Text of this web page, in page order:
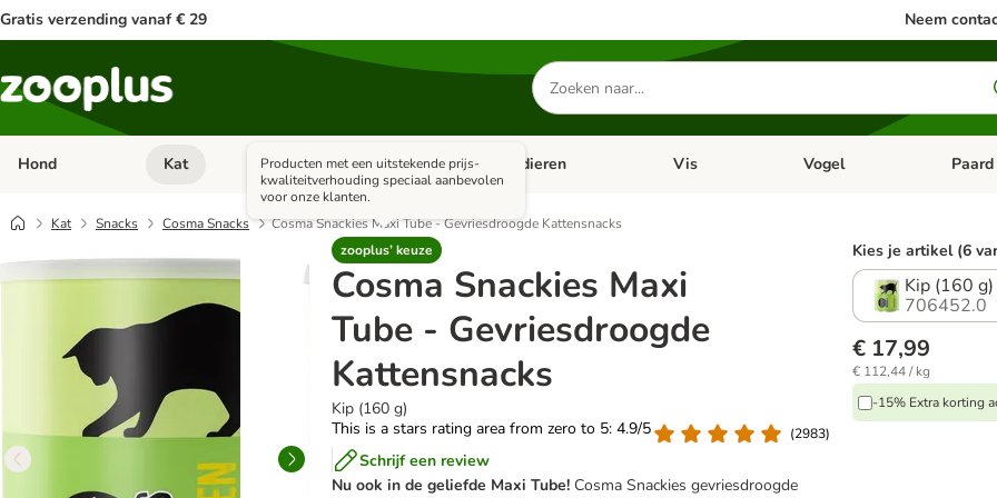
Gratis verzending vanaf € 29 Neem
Zoeken
naar
producten
Hond Open categorie menu: Hond
Kat Open categorie menu: Kat
Apotheek Open categorie menu: Apotheek
Kleine dieren Open categorie menu: Kleine dieren
Vis Open categorie menu: Vis
Vogel Open
Paard
Kat Snacks Cosma Snacks
Cosma Snackies Maxi Tube - Gevriesdroogde Kattensnacks
zooplus’ keuze
Producten met een uitstekende prijs-
kwaliteitverhouding speciaal aanbevolen
voor onze klanten.
Cosma Snackies Maxi
Tube - Gevriesdroogde
Kattensnacks
Kip (160 g)
This is a stars rating area from zero to 5: 4.9/5
(2983)
Schrijf een review
Nu ook in de geliefde Maxi Tube! Cosma Snackies gevriesdroogde
Kies je artikel (6
Kip (160 g)
706452.0
€ 17,99
€ 112,44 / kg
-15% Extra korting